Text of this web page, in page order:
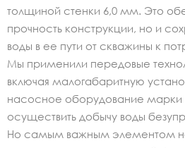
толщиной стенки 6,0 мм. Это
прочность конструкции, но и
воды в ее пути от скважины к
Мы применили передовые
включая малогабаритную
насосное оборудование марки
осуществить добычу воды
Но самым важным элементом